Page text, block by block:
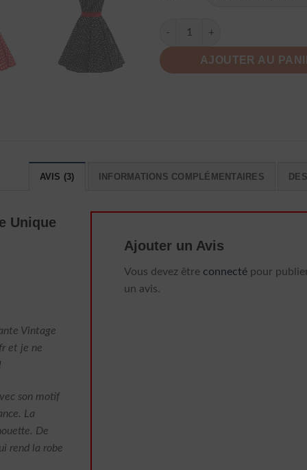
quantité de Robe À Pois
AJOUTER AU
AVIS (3) INFORMATIONS COMPLÉMENTAIRES
Unique
Vintage
et je ne
son motif
La
De
rend la robe
Ajouter un Avis
Vous devez être connectépour
un avis.